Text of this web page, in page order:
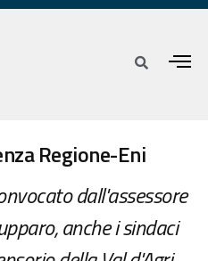
Regione-Eni
dall'assessore
anche i sindaci